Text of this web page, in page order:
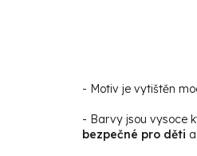
- Motiv je vytištěn
- Barvy jsou vysoce
bezpečné pro děti a